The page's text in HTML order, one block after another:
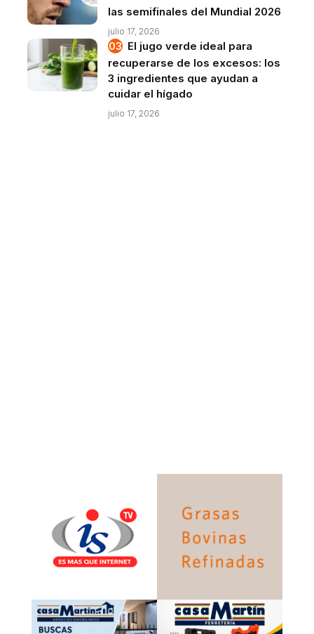
las semifinales del Mundial 2026
julio 17, 2026
El jugo verde ideal para
recuperarse de los excesos: los
3 ingredientes que ayudan a
cuidar el hígado
julio 17, 2026